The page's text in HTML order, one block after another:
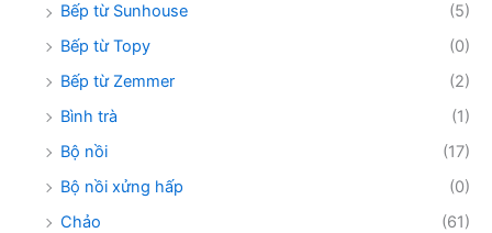
Bếp từ Sunhouse
(5)
Bếp từ Topy
(0)
Bếp từ Zemmer
(2)
Bình trà
(1)
Bộ nồi
(17)
Bộ nồi xửng hấp
(0)
Chảo
(61)